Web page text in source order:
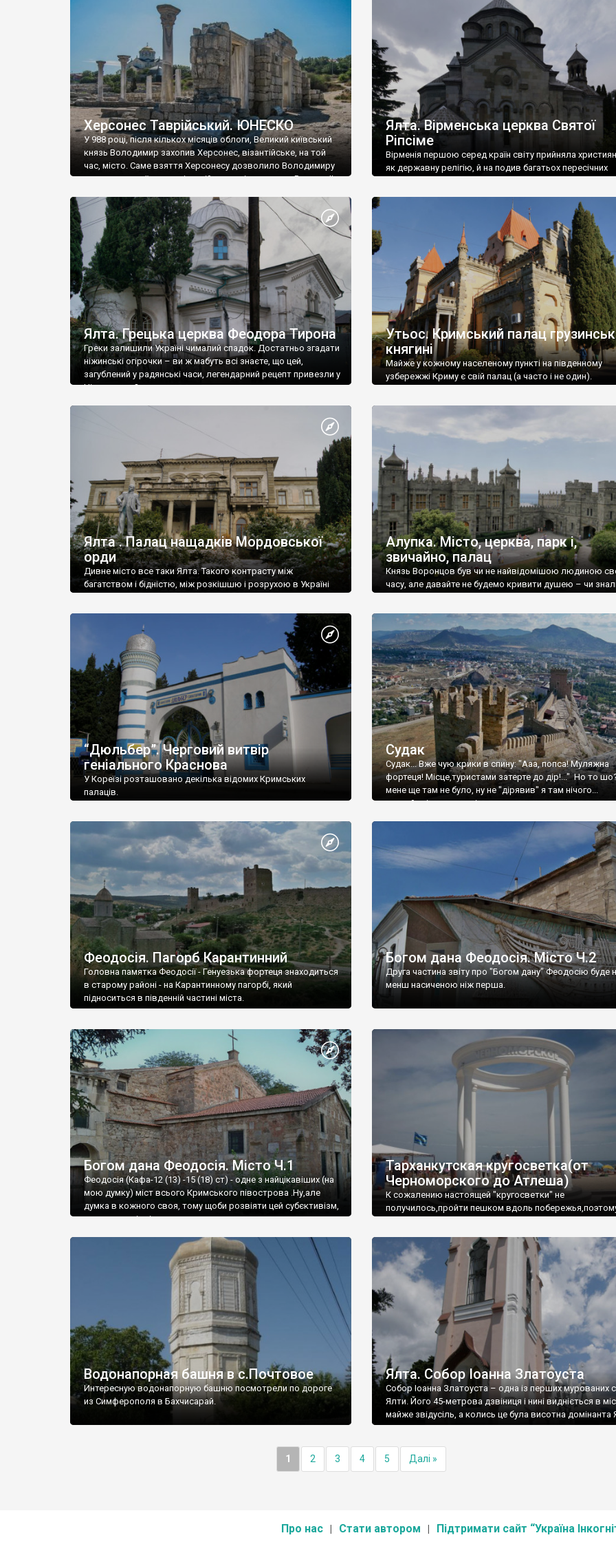
візантійської доби. Раритети викрадені з фондів об’єкту
культурної спадщини ЮНЕСКО «Херсонеса Таврійського».
Офіційно – на виставку «Золото Візантії», але експерти та
влада в Україні вважають це лише […]
називаються «повстяками» (postaki)…” “Вино. Крим
виробляє відмінне вино і його вдосталь: воно все
легке біле і дуже […]
Херсонес Таврійський. ЮНЕСКО
У 988 році, після кількох місяців облоги, Великий київський
князь Володимир захопив Херсонес, візантійське, на той
час, місто. Саме взяття Херсонесу дозволило Володимиру
диктувати свої умови візантійському імператору Василю ІІ,
Херсонесі Володимир-язичник, став Василем-
християнином. А потім було Хрещення Русі. На честь
Херсонесу Таврійського названо місто […]
Ялта. Вірменська церква Святої
Ріпсіме
Вірменія першою серед країн світу прийняла
як державну релігію, й на подив багатьох пересічних
Ялта. Грецька церква Феодора Тирона
Греки залишили Україні чималий спадок. Достатньо згадати
ніжинські огірочки – ви ж мабуть всі знаєте, що цей,
загублений у радянські часи, легендарний рецепт привезли у
Ніжин греки?
Утьос. Кримський палац
княгині
Майже у кожному населеному пункті на південному
узбережжі Криму є свій палац (а часто і не один).
Ялта . Палац нащадків Мордовської
орди
Дивне місто все таки Ялта. Такого контрасту між
багатством і бідністю, між розкішшю і розрухою в Україні
Алупка. Місто, церква, парк і,
звичайно, палац
Князь Воронцов був чи не найвідомішою людиною
часу, але давайте не будемо кривити душею – чи
“Дюльбер”. Черговий витвір
геніального Краснова
У Кореїзі розташовано декілька відомих Кримських
палаців.
Судак
Судак... Вже чую крики в спину: "Ааа, попса! Муляжна
фортеця! Місце,туристами затерте до дір!..." Но то
мене ще там не було, ну не "дірявив" я там нічого...
принаймні до цього літа.
Феодосія. Пагорб Карантинний
Головна памятка Феодосії - Генуезька фортеця знаходиться
в старому районі - на Карантинному пагорбі, який
підноситься в південній частині міста.
Богом дана Феодосія. Місто Ч.2
Друга частина звіту про "Богом дану" Феодосію буде
менш насиченою ніж перша.
Богом дана Феодосія. Місто Ч.1
Феодосія (Кафа-12 (13) -15 (18) ст) - одне з найцікавіших (на
мою думку) міст всього Кримського півострова .Ну,але
думка в кожного своя, тому щоби розвіяти цей субєктивізм,
запрошую відвідати це
Тарханкутская кругосветка(от
Черноморского до Атлеша)
К сожалению настоящей "кругосветки" не
получилось,пройти пешком вдоль
Водонапорная башня в с.Почтовое
Интересную водонапорную башню посмотрели по дороге
из Симферополя в Бахчисарай.
Ялта. Собор Іоанна Златоуста
Собор Іоанна Златоуста – одна із перших мурованих
Ялти. Його 45-метрова дзвіниця і нині видніється в
майже звідусіль, а колись це була висотна домінанта
1 2 3 4 5 Далі »
Про нас Стати автором Підтримати сайт “Україна